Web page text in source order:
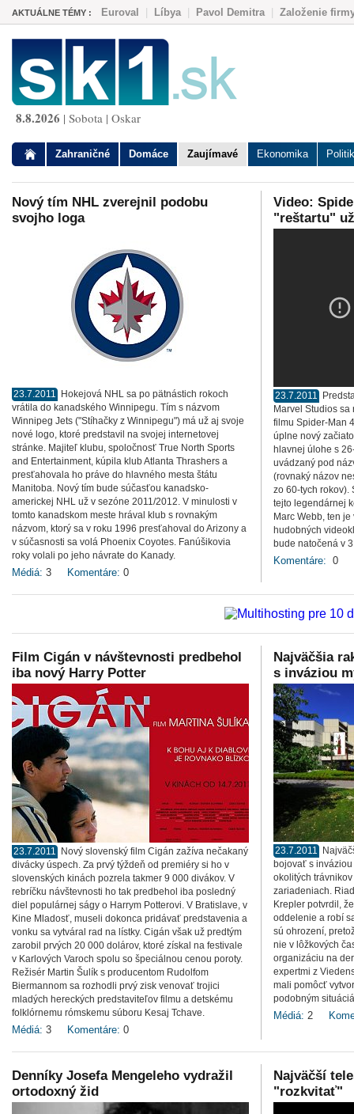
AKTUÁLNE TÉMY : Euroval Líbya| Pavol Demitra| Založenie
8.8.2026 | Sobota | Oskar
Zahraničné Domáce Zaujímavé Ekonomika
Nový tím NHL zverejnil podobu
svojho loga
23.7.2011
Hokejová NHL sa po pätnástich rokoch
vrátila do kanadského Winnipegu. Tím s názvom
Winnipeg Jets ("Stíhačky z Winnipegu") má už aj svoje
nové logo, ktoré predstavil na svojej internetovej
stránke. Majiteľ klubu, spoločnosť True North Sports
and Entertainment, kúpila klub Atlanta Thrashers a
presťahovala ho práve do hlavného mesta štátu
Manitoba. Nový tím bude súčasťou kanadsko-
americkej NHL už v sezóne 2011/2012. V minulosti v
tomto kanadskom meste hrával klub s rovnakým
názvom, ktorý sa v roku 1996 presťahoval do Arizony a
v súčasnosti sa volá Phoenix Coyotes. Fanúšikovia
roky volali po jeho návrate do Kanady.
Médiá: 3 Komentáre: 0
Video:
"reštartu"
23.7.2011
Marvel Studios
filmu Spider-Man
úplne nový
hlavnej úlohe s
uvádzaný pod
(rovnaký názov
zo 60-tych rokov).
tejto legendárnej
Marc Webb, ten
hudobných
bude natočená v
Komentáre: 0
Film Cigán v návštevnosti predbehol
iba nový Harry Potter
23.7.2011
Nový slovenský film Cigán zažíva nečakaný
divácky úspech. Za prvý týždeň od premiéry si ho v
slovenských kinách pozrela takmer 9 000 divákov. V
rebríčku návštevnosti ho tak predbehol iba posledný
diel populárnej ságy o Harrym Potterovi. V Bratislave, v
Kine Mladosť, museli dokonca pridávať predstavenia a
vonku sa vytváral rad na lístky. Cigán však už predtým
zarobil prvých 20 000 dolárov, ktoré získal na festivale
v Karlových Varoch spolu so špeciálnou cenou poroty.
Režisér Martin Šulík s producentom Rudolfom
Biermannom sa rozhodli prvý zisk venovať trojici
mladých hereckých predstaviteľov filmu a detskému
folklórnemu rómskemu súboru Kesaj Tchave.
Médiá: 3 Komentáre: 0
Najväčšia
s inváziou
23.7.2011
bojovať s
okolitých
zariadeniach.
Krepler potvrdil,
oddelenie a robí
sú ohrození,
nie v lôžkových
organizáciu na
expertmi z
mali pomôcť
podobným
Médiá: 2
Denníky Josefa Mengeleho vydražil
ortodoxný žid
Najväčší
"rozkvitať"